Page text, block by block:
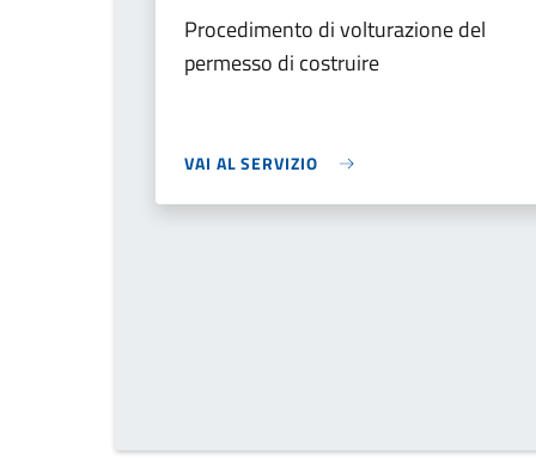
Procedimento di volturazione del
permesso di costruire
VAI AL SERVIZIO